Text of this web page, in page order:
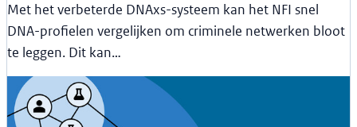
Met het verbeterde DNAxs-systeem kan het NFI snel
DNA-profielen vergelijken om criminele netwerken bloot
te leggen. Dit kan…